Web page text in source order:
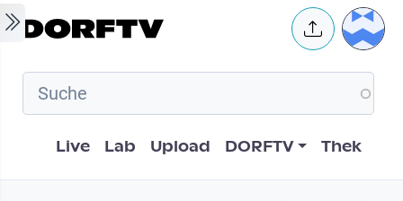
Skip to main content User
Hauptnavigation
Live Lab Upload DORFTV Thek